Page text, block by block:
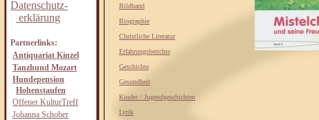
Datenschutz-
erklärung
Partnerlinks:
Antiquariat Kinzel
Tanzhund Mozart
Hundepension
Hohenstaufen
Offener KulturTreff
Johanna Schober
Bildband
Biographie
Christliche Literatur
Erfahrungsberichte
Geschichte
Gesundheit
Kinder / Jugendgeschichten
Lyrik